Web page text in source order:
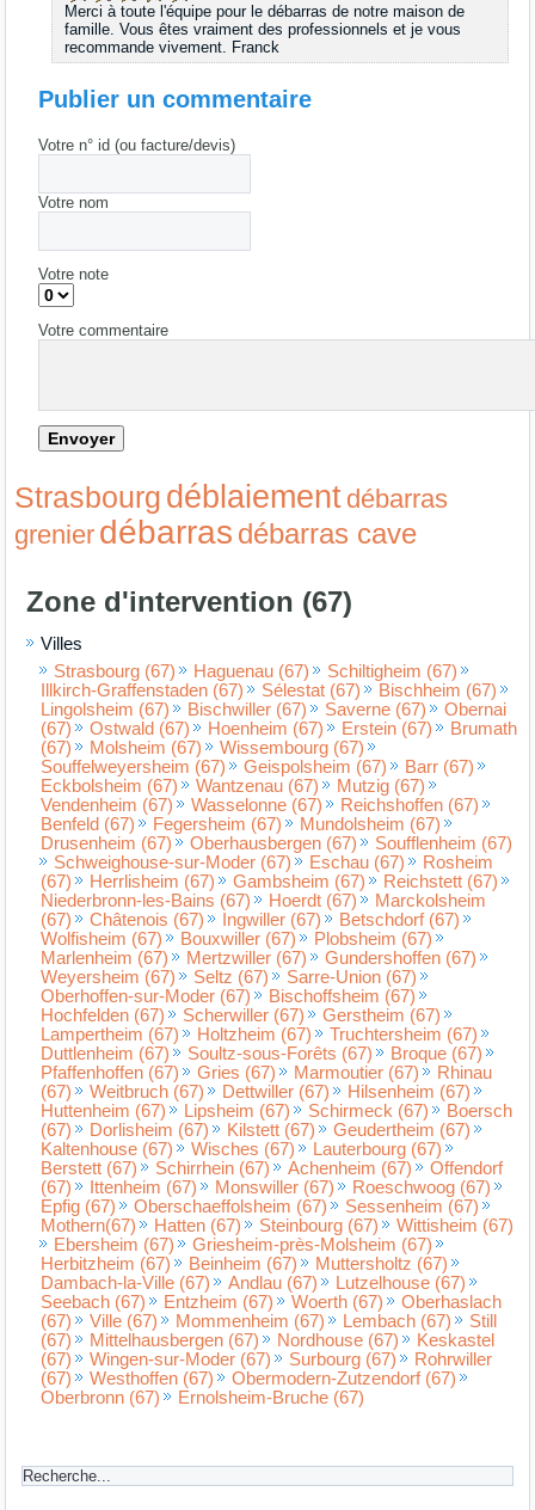
Merci à toute l'équipe pour le débarras de notre maison de
famille. Vous êtes vraiment des professionnels et je vous
recommande vivement. Franck
Publier un commentaire
Votre n° id (ou facture/devis)
Votre nom
Votre note
Votre commentaire
Strasbourg déblaiement débarras
grenier débarras débarras cave
Zone d'intervention (67)
Villes
Strasbourg (67)
Haguenau (67)
Schiltigheim (67)
Illkirch-Graffenstaden (67)
Sélestat (67)
Bischheim (67)
Lingolsheim (67)
Bischwiller (67) Saverne (67)
Obernai
(67)
Ostwald (67) Hoenheim (67) Erstein (67)
Brumath
(67)
Molsheim (67)
Wissembourg (67)
Souffelweyersheim (67)
Geispolsheim (67)
Barr (67)
Eckbolsheim (67)
Wantzenau (67)
Mutzig (67)
Vendenheim (67)
Wasselonne (67)
Reichshoffen (67)
Benfeld (67)
Fegersheim (67)
Mundolsheim (67)
Drusenheim (67)
Oberhausbergen (67)
Soufflenheim (67)
Schweighouse-sur-Moder (67)
Eschau (67)
Rosheim
(67)
Herrlisheim (67) Gambsheim (67)
Reichstett (67)
Niederbronn-les-Bains (67)
Hoerdt (67)
Marckolsheim
(67)
Châtenois (67) Ingwiller (67)
Betschdorf (67)
Wolfisheim (67)
Bouxwiller (67)
Plobsheim (67)
Marlenheim (67)
Mertzwiller (67)
Gundershoffen (67)
Weyersheim (67)
Seltz (67)
Sarre-Union (67)
Oberhoffen-sur-Moder (67)
Bischoffsheim (67)
Hochfelden (67)
Scherwiller (67)
Gerstheim (67)
Lampertheim (67)
Holtzheim (67)
Truchtersheim (67)
Duttlenheim (67)
Soultz-sous-Forêts (67)
Broque (67)
Pfaffenhoffen (67)
Gries (67) Marmoutier (67)
Rhinau
(67)
Weitbruch (67) Dettwiller (67)
Hilsenheim (67)
Huttenheim (67)
Lipsheim (67) Schirmeck (67)
Boersch
(67)
Dorlisheim (67) Kilstett (67)
Geudertheim (67)
Kaltenhouse (67)
Wisches (67)
Lauterbourg (67)
Berstett (67)
Schirrhein (67) Achenheim (67)
Offendorf
(67)
Ittenheim (67) Monswiller (67)
Roeschwoog (67)
Epfig (67)
Oberschaeffolsheim (67)
Sessenheim (67)
Mothern(67)
Hatten (67) Steinbourg (67)
Wittisheim (67)
Ebersheim (67)
Griesheim-près-Molsheim (67)
Herbitzheim (67)
Beinheim (67)
Muttersholtz (67)
Dambach-la-Ville (67)
Andlau (67)
Lutzelhouse (67)
Seebach (67)
Entzheim (67) Woerth (67)
Oberhaslach
(67)
Ville (67) Mommenheim (67) Lembach (67)
Still
(67)
Mittelhausbergen (67) Nordhouse (67)
Keskastel
(67)
Wingen-sur-Moder (67) Surbourg (67)
Rohrwiller
(67)
Westhoffen (67)
Obermodern-Zutzendorf (67)
Oberbronn (67)
Ernolsheim-Bruche (67)